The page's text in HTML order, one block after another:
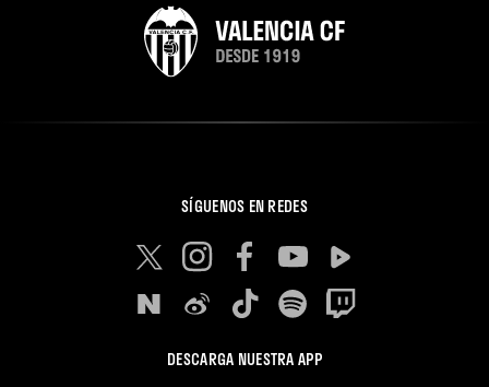
SÍGUENOS EN REDES
DESCARGA NUESTRA APP